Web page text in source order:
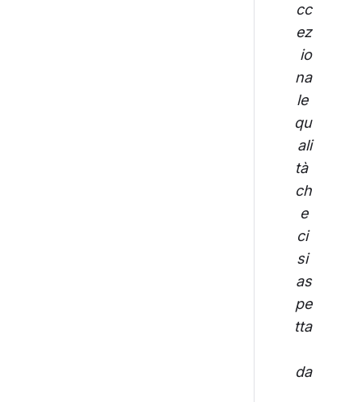
cc
ez
io
na
le
qu
ali
tà
ch
e
ci
si
as
pe
tta
da